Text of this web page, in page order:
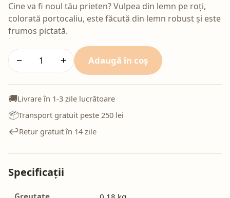
Cine va fi noul tău prieten? Vulpea din lemn pe roți,
colorată portocaliu, este făcută din lemn robust și este
frumos pictată.
− + Adaugă în coș
🚚Livrare în 1-3 zile lucrătoare
📦Transport gratuit peste 250 lei
↩️Retur gratuit în 14 zile
Specificații